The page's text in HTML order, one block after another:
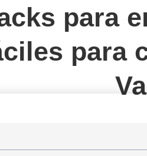
para
para